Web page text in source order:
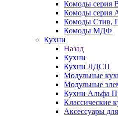
Комоды серия
Комоды серия
Комоды Стив,
Комоды МДФ
Кухни
Назад
Кухни
Кухни ЛДСП
Модульные
Модульные
Кухни Альфа
Классические
Аксессуары